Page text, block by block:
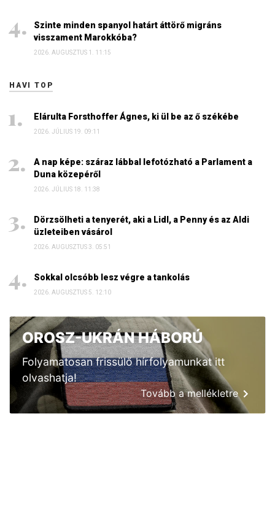
Szinte minden spanyol határt áttörő migráns
visszament Marokkóba?
2026. AUGUSZTUS 1. 11:15
HAVI TOP
Elárulta Forsthoffer Ágnes, ki ül be az ő székébe
2026. JÚLIUS 19. 09:11
A nap képe: száraz lábbal lefotózható a Parlament a
Duna közepéről
2026. JÚLIUS 18. 11:38
Dörzsölheti a tenyerét, aki a Lidl, a Penny és az Aldi
üzleteiben vásárol
2026. AUGUSZTUS 3. 05:51
Sokkal olcsóbb lesz végre a tankolás
2026. AUGUSZTUS 5. 12:10
OROSZ-UKRÁN HÁBORÚ
Folyamatosan frissülő hírfolyamunkat itt
olvashatja!
Tovább a mellékletre